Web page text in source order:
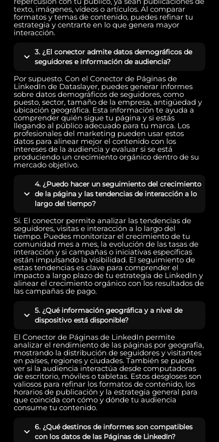
texto, imágenes, vídeos o artículos. Al comparar
formatos y temas de contenido, puedes refinar tu
estrategia y centrarte en lo que genera mayor
interacción.
3. ¿El conector admite datos demográficos de
seguidores e información de audiencia?
Por supuesto. Con el Conector de Páginas de
LinkedIn de Dataslayer, puedes generar informes
sobre datos demográficos de seguidores, como
puesto, sector, tamaño de la empresa, antigüedad y
ubicación geográfica. Esta información te ayuda a
comprender quién sigue tu página y si estás
llegando al público adecuado para tu marca. Los
profesionales del marketing pueden usar estos
datos para alinear mejor el contenido con los
intereses de la audiencia y evaluar si se está
produciendo un crecimiento orgánico dentro de su
mercado objetivo.
4. ¿Puedo hacer un seguimiento del crecimiento
de la página y las tendencias de interacción a lo
largo del tiempo?
Sí. El conector permite analizar las tendencias de
seguidores, visitas e interacción a lo largo del
tiempo. Puedes monitorizar el crecimiento de tu
comunidad mes a mes, la evolución de las tasas de
interacción y si campañas o iniciativas específicas
están impulsando la visibilidad. El seguimiento de
estas tendencias es clave para comprender el
impacto a largo plazo de tu estrategia de LinkedIn y
alinear el crecimiento orgánico con los resultados de
las campañas de pago.
5. ¿Qué información geográfica y a nivel de
dispositivo está disponible?
El Conector de Páginas de LinkedIn permite
analizar el rendimiento de las páginas por geografía,
mostrando la distribución de seguidores y visitantes
en países, regiones y ciudades. También se puede
ver si la audiencia interactúa desde computadoras
de escritorio, móviles o tabletas. Estos desgloses son
valiosos para refinar los formatos de contenido, los
horarios de publicación y la estrategia general para
que coincida con cómo y dónde tu audiencia
consume tu contenido.
6. ¿Qué destinos de informes son compatibles
con los datos de las Páginas de LinkedIn?